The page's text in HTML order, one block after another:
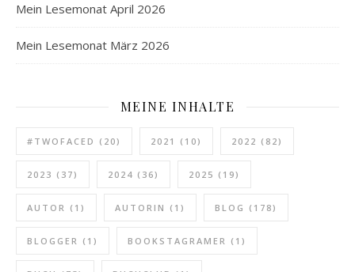
Mein Lesemonat April 2026
Mein Lesemonat März 2026
MEINE INHALTE
#TWOFACED (20) 2021 (10) 2022 (82)
2023 (37) 2024 (36) 2025 (19)
AUTOR (1) AUTORIN (1) BLOG (178)
BLOGGER (1) BOOKSTAGRAMER (1)